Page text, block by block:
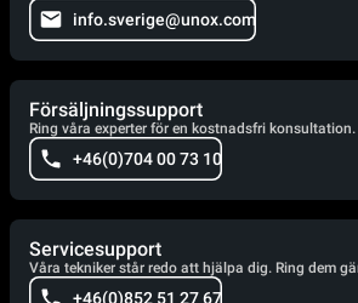
info.sverige@unox.com
Försäljningssupport
Ring våra experter för en kostnadsfri konsultation.
+46(0)704 00 73 10
Servicesupport
Våra tekniker står redo att hjälpa dig. Ring dem
+46(0)852 51 27 67